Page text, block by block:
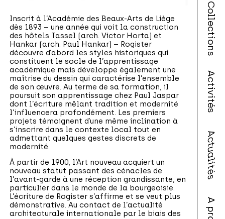
Collections
Activités
Actualités
Inscrit à l’Académie des Beaux-Arts de Liège
dès 1893 – une année qui voit la construction
des hôtels Tassel (arch. Victor Horta) et
Hankar (arch. Paul Hankar) – Rogister
découvre d’abord les styles historiques qui
constituent le socle de l’apprentissage
académique mais développe également une
maîtrise du dessin qui caractérise l’ensemble
de son œuvre. Au terme de sa formation, il
poursuit son apprentissage chez Paul Jaspar
dont l’écriture mêlant tradition et modernité
l’influencera profondément. Les premiers
projets témoignent d’une même inclination à
s’inscrire dans le contexte local tout en
admettant quelques gestes discrets de
modernité.
À partir de 1900, l’Art nouveau acquiert un
nouveau statut passant des cénacles de
l’avant-garde à une réception grandissante, en
particulier dans le monde de la bourgeoisie.
L’écriture de Rogister s’affirme et se veut plus
démonstrative. Au contact de l’actualité
architecturale internationale par le biais des